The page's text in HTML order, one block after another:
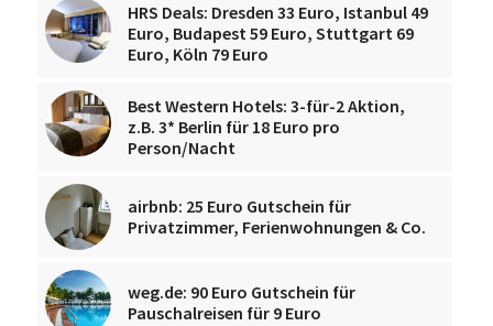
HRS Deals: Dresden 33 Euro, Istanbul 49
Euro, Budapest 59 Euro, Stuttgart 69
Euro, Köln 79 Euro
Best Western Hotels: 3-für-2 Aktion,
z.B. 3* Berlin für 18 Euro pro
Person/Nacht
airbnb: 25 Euro Gutschein für
Privatzimmer, Ferienwohnungen & Co.
weg.de: 90 Euro Gutschein für
Pauschalreisen für 9 Euro